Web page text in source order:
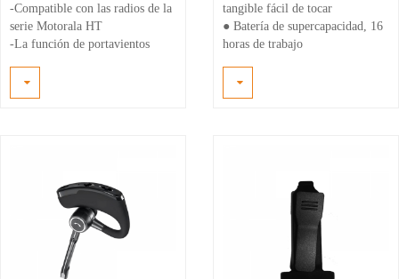
-Compatible con las radios de la
serie Motorala HT
-La función de portavientos
fondo
-Te permite hablar y escuchar
tangible fácil de tocar
● Batería de supercapacidad, 16
horas de trabajo
ruido DSP
●Alto volumen, sonido